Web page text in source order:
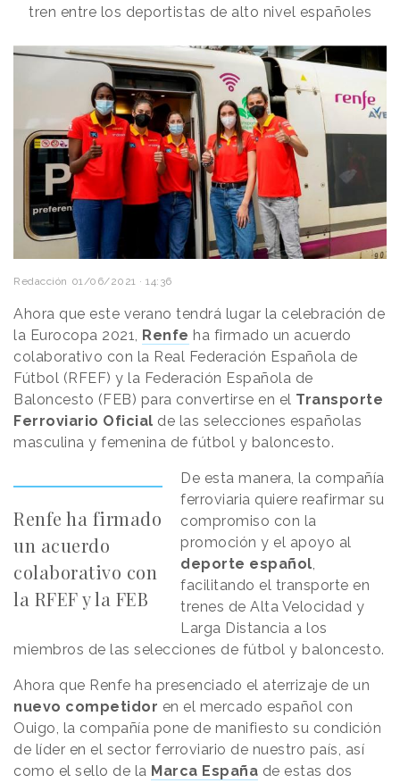
tren entre los deportistas de alto nivel españoles
Redacción 01/06/2021 · 14:36
Ahora que este verano tendrá lugar la celebración de
la Eurocopa 2021, Renfe ha firmado un acuerdo
colaborativo con la Real Federación Española de
Fútbol (RFEF) y la Federación Española de
Baloncesto (FEB) para convertirse en el Transporte
Ferroviario Oficial de las selecciones españolas
masculina y femenina de fútbol y baloncesto.
Renfe ha firmado
un acuerdo
colaborativo con
la RFEF y la FEB
De esta manera, la compañía
ferroviaria quiere reafirmar su
compromiso con la
promoción y el apoyo al
deporte español,
facilitando el transporte en
trenes de Alta Velocidad y
Larga Distancia a los
miembros de las selecciones de fútbol y baloncesto.
Ahora que Renfe ha presenciado el aterrizaje de un
nuevo competidor en el mercado español con
Ouigo, la compañía pone de manifiesto su condición
de líder en el sector ferroviario de nuestro país, así
como el sello de la Marca España de estas dos